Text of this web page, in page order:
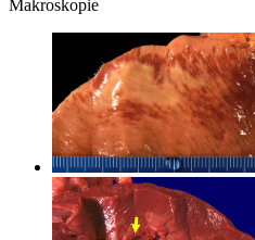
Makroskopie